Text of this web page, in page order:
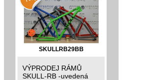
SKULLRB29BB
VÝPRODEJ RÁMŮ
SKULL-RB -uvedená